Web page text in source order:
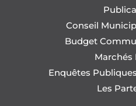
Conseil
Budget
Marchés
Enquêtes
Les